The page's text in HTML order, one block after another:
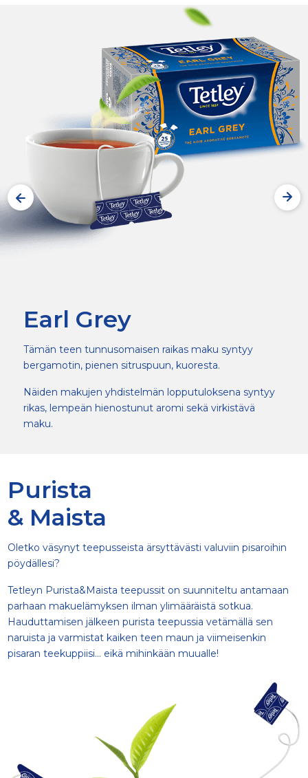
Earl Grey
Tämän teen tunnusomaisen raikas maku syntyy
bergamotin, pienen sitruspuun, kuoresta.
Näiden makujen yhdistelmän lopputuloksena syntyy
rikas, lempeän hienostunut aromi sekä virkistävä
maku.
Purista
& Maista
Oletko väsynyt teepusseista ärsyttävästi valuviin pisaroihin
pöydällesi?
Tetleyn Purista&Maista teepussit on suunniteltu antamaan
parhaan makuelämyksen ilman ylimääräistä sotkua.
Hauduttamisen jälkeen purista teepussia vetämällä sen
naruista ja varmistat kaiken teen maun ja viimeisenkin
pisaran teekuppiisi... eikä mihinkään muualle!